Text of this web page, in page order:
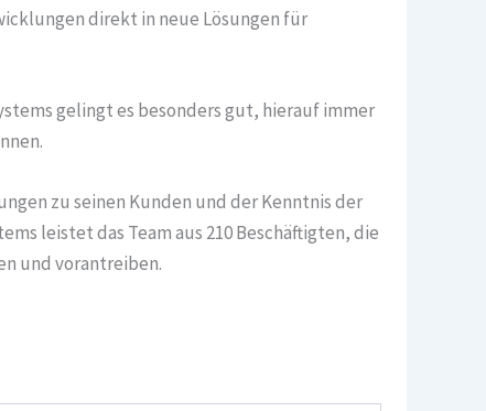
direkt in neue Lösungen für
gelingt es besonders gut, hierauf immer
zu seinen Kunden und der Kenntnis der
leistet das Team aus 210 Beschäftigten, die
und vorantreiben.